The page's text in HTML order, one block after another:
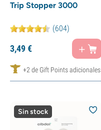
Trip Stopper 3000
(604)
3,49€
+2 de Gift Points adicionales
Sin stock